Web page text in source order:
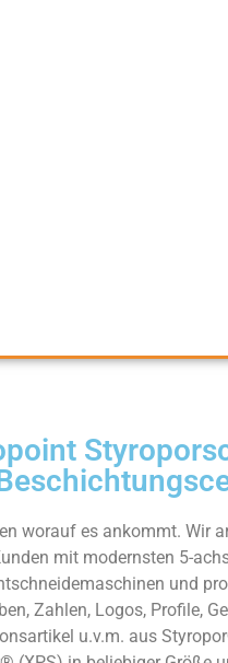
worauf es ankommt. Wir
mit modernsten 5-
und
Zahlen, Logos, Profile,
u.v.m. aus